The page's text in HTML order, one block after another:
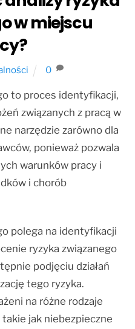
w miejscu
0
to proces identyfikacji,
związanych z pracą w
narzędzie zarówno dla
ponieważ pozwala
warunków pracy i
i chorób
polega na identyfikacji
ryzyka związanego
podjęciu działań
tego ryzyka.
na różne rodzaje
jak niebezpieczne